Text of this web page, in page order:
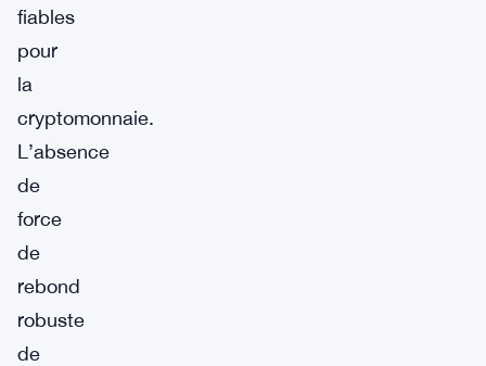
fiables
pour
la
cryptomonnaie.
L’absence
de
force
de
rebond
robuste
de